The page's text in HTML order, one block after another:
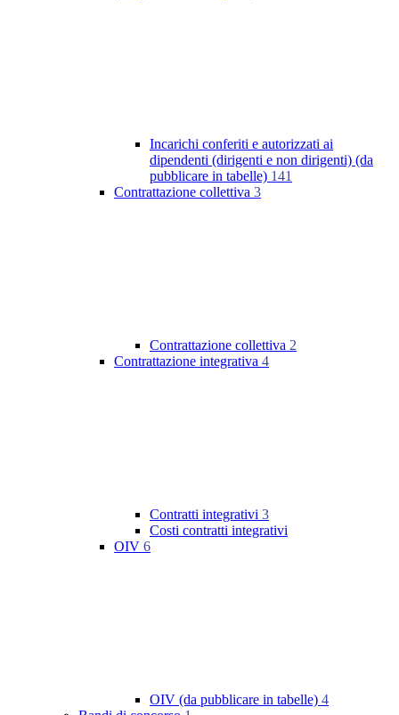
Incarichi conferiti e autorizzati ai
dipendenti (dirigenti e non dirigenti) (da
pubblicare in tabelle) 141
Contrattazione collettiva 3
Contrattazione collettiva 2
Contrattazione integrativa 4
Contratti integrativi 3
Costi contratti integrativi
OIV 6
OIV (da pubblicare in tabelle) 4